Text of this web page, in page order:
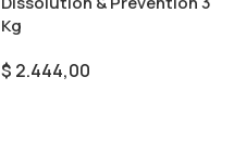
Kg
$ 2.444,00